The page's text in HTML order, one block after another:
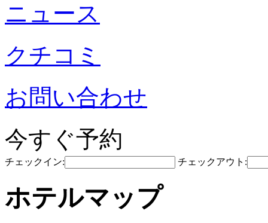
ニュース
クチコミ
お問い合わせ
今すぐ予約
チェックイン: チェックアウト:
ホテルマップ